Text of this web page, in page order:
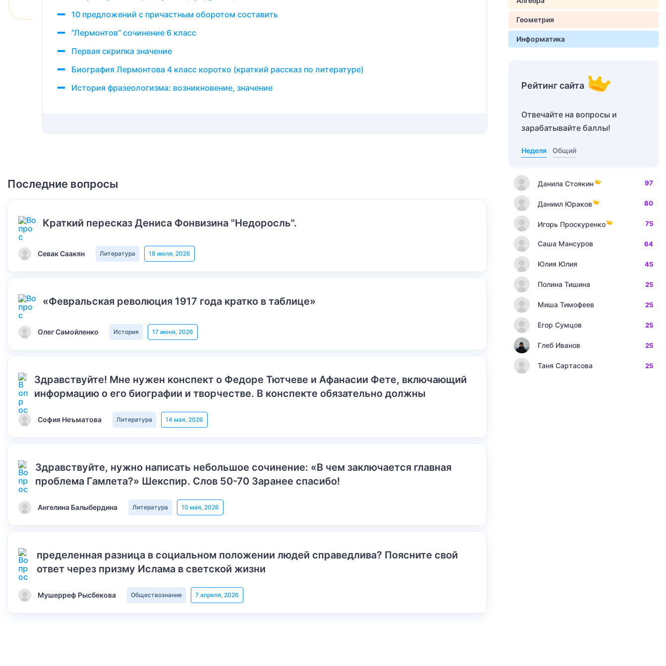
10 предложений с причастным оборотом составить
“Лермонтов” сочинение 6 класс
Первая скрипка значение
Биография Лермонтова 4 класс коротко (краткий рассказ по литературе)
История фразеологизма: возникновение, значение
Последние вопросы
Краткий пересказ Дениса Фонвизина "Недоросль".
Севак Саакян Литература 18 июля, 2026
«Февральская революция 1917 года кратко в таблице»
Олег Самойленко История 17 июня, 2026
Здравствуйте! Мне нужен конспект о Федоре Тютчеве и Афанасии Фете, включающий
информацию о его биографии и творчестве. В конспекте обязательно должны
София Неъматова Литература 14 мая, 2026
Здравствуйте, нужно написать небольшое сочинение: «В чем заключается главная
проблема Гамлета?» Шекспир. Слов 50-70 Заранее спасибо!
Ангелина Балыбердина Литература 10 мая, 2026
пределенная разница в социальном положении людей справедлива? Поясните свой
ответ через призму Ислама в светской жизни
Мушерреф Рысбекова Обществознание 7 апреля, 2026
Геометрия
Информатика
Рейтинг сайта
Отвечайте на вопросы и
зарабатывайте баллы!
Неделя Общий
Данила Стоякин 97
Даниил Юраков 80
Игорь Проскуренко 75
Саша Мансуров 64
Юлия Юлия 45
Полина Тишина 25
Миша Тимофеев 25
Егор Сумцов 25
Глеб Иванов 25
Таня Сартасова 25